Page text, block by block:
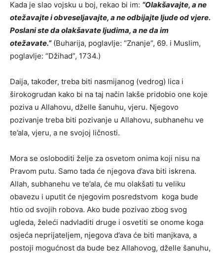
Kada je slao vojsku u boj, rekao bi im: “Olakšavajte, a ne
otežavajte i obveseljavajte, a ne odbijajte ljude od vjere.
Poslani ste da olakšavate ljudima, a ne da im
otežavate.”(Buharija, poglavlje: “Znanje”, 69. i Muslim,
poglavlje: “Džihad”, 1734.)
Daija, također, treba biti nasmijanog (vedrog) lica i
širokogrudan kako bi na taj način lakše pridobio one koje
poziva u Allahovu, dželle šanuhu, vjeru. Njegovo
pozivanje treba biti pozivanje u Allahovu, subhanehu ve
te’ala, vjeru, a ne svojoj ličnosti.
Mora se osloboditi želje za osvetom onima koji nisu na
Pravom putu. Samo tada će njegova d’ava biti iskrena.
Allah, subhanehu ve te’ala, će mu olakšati tu veliku
obavezu i uputit će njegovim posredstvom koga bude
htio od svojih robova. Ako bude pozivao zbog svog
ugleda, želeći nadvladiti druge i osvetiti se onome koga
osjeća neprijateljem, njegova d’ava će biti manjkava, a
postoji mogućnost da bude bez Allahovog, dželle šanuhu,